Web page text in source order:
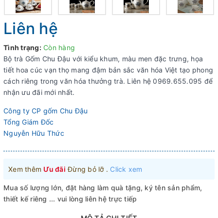
Liên hệ
Tình trạng: Còn hàng
Bộ trà Gốm Chu Đậu với kiểu khum, màu men đặc trưng, họa
tiết hoa cúc vạn thọ mang đậm bản sắc văn hóa Việt tạo phong
cách riêng trong văn hóa thưởng trà. Liên hệ 0969.655.095 để
nhận ưu đãi mới nhất.
Công ty CP gốm Chu Đậu
Tổng Giám Đốc
Nguyễn Hữu Thức
Xem thêm Ưu đãi Đừng bỏ lỡ . Click xem
Mua số lượng lớn, đặt hàng làm quà tặng, ký tên sản phẩm,
thiết kế riêng ... vui lòng liên hệ trực tiếp